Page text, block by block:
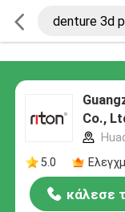
Co.,
5.0
κάλεσε